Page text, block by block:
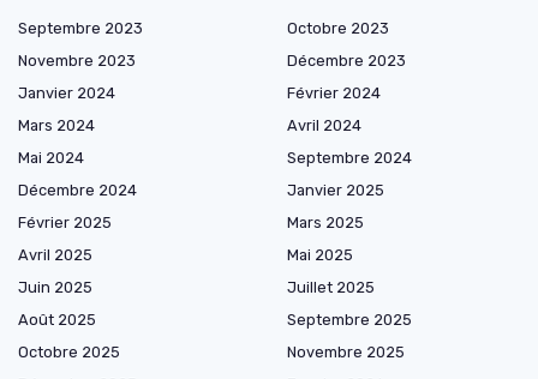
Septembre 2023
Octobre 2023
Novembre 2023
Décembre 2023
Janvier 2024
Février 2024
Mars 2024
Avril 2024
Mai 2024
Septembre 2024
Décembre 2024
Janvier 2025
Février 2025
Mars 2025
Avril 2025
Mai 2025
Juin 2025
Juillet 2025
Août 2025
Septembre 2025
Octobre 2025
Novembre 2025